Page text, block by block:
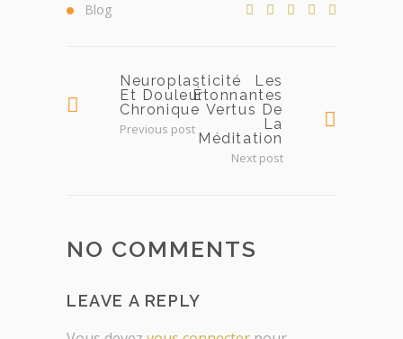
Blog
Neuroplasticité
Et Douleur
Chronique
Previous post
Les
Étonnantes
Vertus De
La
Méditation
Next post
NO COMMENTS
LEAVE A REPLY